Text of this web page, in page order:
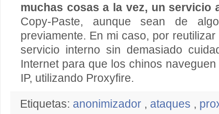
muchas cosas a la vez, un servicio
Copy-Paste, aunque sean de
previamente. En mi caso, por
servicio interno sin demasiado
Internet para que los chinos
IP, utilizando Proxyfire.
Etiquetas: anonimizador , ataques ,